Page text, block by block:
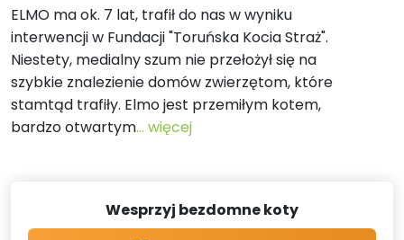
ELMO ma ok. 7 lat, trafił do nas w wyniku
interwencji w Fundacji "Toruńska Kocia Straż".
Niestety, medialny szum nie przełożył się na
szybkie znalezienie domów zwierzętom, które
stamtąd trafiły. Elmo jest przemiłym kotem,
bardzo otwartym... więcej
Wesprzyj bezdomne koty